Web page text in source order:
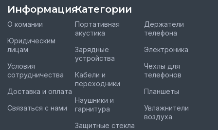
Информация
О комании
Юридическим
лицам
Условия
сотрудничества
Доставка и оплата
Связаться с нами
Категории
Портативная
акустика
Зарядные
устройства
Кабели и
переходники
Наушники и
гарнитура
Защитные стекла
Держатели
телефона
Электроника
Чехлы для
телефонов
Планшеты
Увлажнители
воздуха